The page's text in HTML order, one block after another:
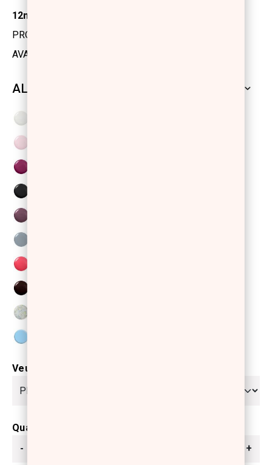
12ml
PRODUCT CODE: 1103528
AVAILABILITY: IN STOCK
ALL SHADES
Veuillez sélectionner
Quantité
-
+